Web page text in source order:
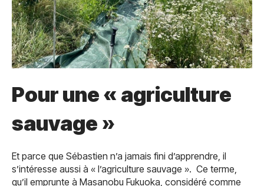
Pour une « agriculture
sauvage »
Et parce que Sébastien n’a jamais fini d’apprendre, il
s’intéresse aussi à « l’agriculture sauvage ». Ce terme,
qu’il emprunte à Masanobu Fukuoka, considéré comme